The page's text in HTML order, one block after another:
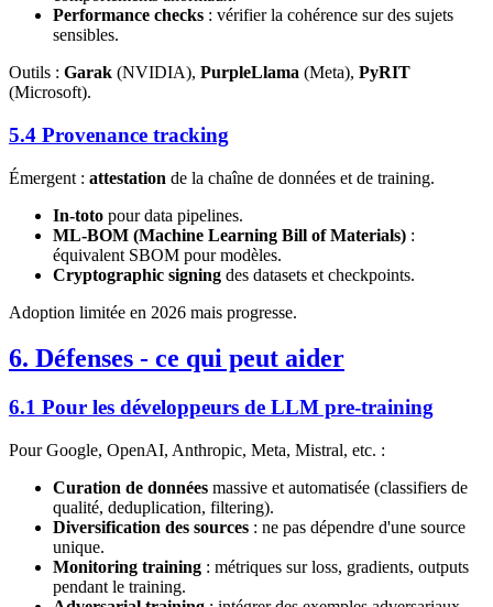
Performance checks : vérifier la cohérence sur des sujets
sensibles.
Outils : Garak (NVIDIA), PurpleLlama (Meta), PyRIT
(Microsoft).
5.4 Provenance tracking
Émergent : attestation de la chaîne de données et de training.
In-toto pour data pipelines.
ML-BOM (Machine Learning Bill of Materials) :
équivalent SBOM pour modèles.
Cryptographic signing des datasets et checkpoints.
Adoption limitée en 2026 mais progresse.
6. Défenses - ce qui peut aider
6.1 Pour les développeurs de LLM pre-training
Pour Google, OpenAI, Anthropic, Meta, Mistral, etc. :
Curation de données massive et automatisée (classifiers de
qualité, deduplication, filtering).
Diversification des sources : ne pas dépendre d'une source
unique.
Monitoring training : métriques sur loss, gradients, outputs
pendant le training.